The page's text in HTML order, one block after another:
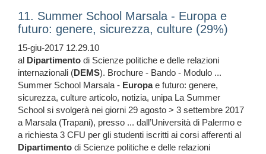
11. Summer School Marsala - Europa e
futuro: genere, sicurezza, culture (29%)
15-giu-2017 12.29.10
al Dipartimento di Scienze politiche e delle relazioni
internazionali (DEMS). Brochure - Bando - Modulo ...
Summer School Marsala - Europae futuro: genere,
sicurezza, culture articolo, notizia, unipa La Summer
School si svolgerà nei giorni 29 agosto > 3 settembre 2017
a Marsala (Trapani), presso ... dall’Università di Palermo e
a richiesta 3 CFU per gli studenti iscritti ai corsi afferenti al
Dipartimento di Scienze politiche e delle relazioni